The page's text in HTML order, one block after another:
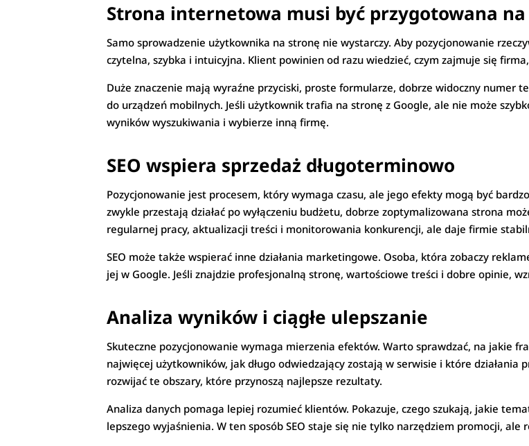
Strona internetowa musi być przygotowana
Samo sprowadzenie użytkownika na stronę nie wystarczy. Aby pozycjonowanie
czytelna, szybka i intuicyjna. Klient powinien od razu wiedzieć, czym zajmuje się
Duże znaczenie mają wyraźne przyciski, proste formularze, dobrze widoczny numer
do urządzeń mobilnych. Jeśli użytkownik trafia na stronę z Google, ale nie może
wyników wyszukiwania i wybierze inną firmę.
SEO wspiera sprzedaż długoterminowo
Pozycjonowanie jest procesem, który wymaga czasu, ale jego efekty mogą być
zwykle przestają działać po wyłączeniu budżetu, dobrze zoptymalizowana strona
regularnej pracy, aktualizacji treści i monitorowania konkurencji, ale daje firmie
SEO może także wspierać inne działania marketingowe. Osoba, która zobaczy
jej w Google. Jeśli znajdzie profesjonalną stronę, wartościowe treści i dobre opinie,
Analiza wyników i ciągłe ulepszanie
Skuteczne pozycjonowanie wymaga mierzenia efektów. Warto sprawdzać, na jakie
najwięcej użytkowników, jak długo odwiedzający zostają w serwisie i które działania
rozwijać te obszary, które przynoszą najlepsze rezultaty.
Analiza danych pomaga lepiej rozumieć klientów. Pokazuje, czego szukają, jakie
lepszego wyjaśnienia. W ten sposób SEO staje się nie tylko narzędziem promocji, ale